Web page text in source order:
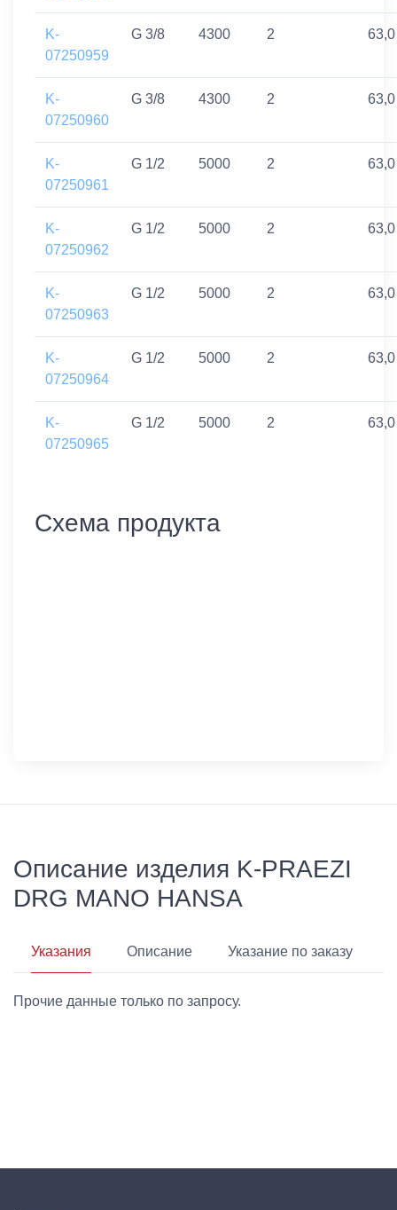
K-
07250959
G 3/8 4300 2 63,0
K-
07250960
G 3/8 4300 2 63,0
K-
07250961
G 1/2 5000 2 63,0
K-
07250962
G 1/2 5000 2 63,0
K-
07250963
G 1/2 5000 2 63,0
K-
07250964
G 1/2 5000 2 63,0
K-
07250965
G 1/2 5000 2 63,0
Схема продукта
Описание изделия K-PRAEZI
DRG MANO HANSA
Указания Описание Указание по заказу
Прочие данные только по запросу.